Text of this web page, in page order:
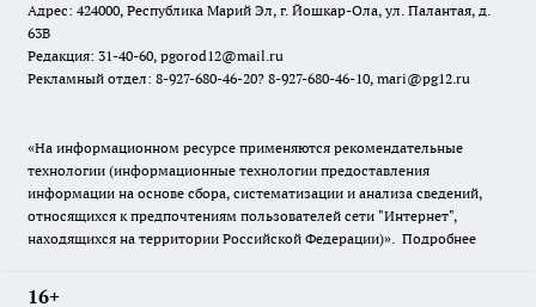
Адрес: 424000, Республика Марий Эл, г. Йошкар-Ола, ул. Палантая, д.
63В
Редакция: 31-40-60, pgorod12@mail.ru
Рекламный отдел: 8-927-680-46-20? 8-927-680-46-10, mari@pg12.ru
«На информационном ресурсе применяются рекомендательные
технологии (информационные технологии предоставления
информации на основе сбора, систематизации и анализа сведений,
относящихся к предпочтениям пользователей сети "Интернет",
находящихся на территории Российской Федерации)». Подробнее
16+